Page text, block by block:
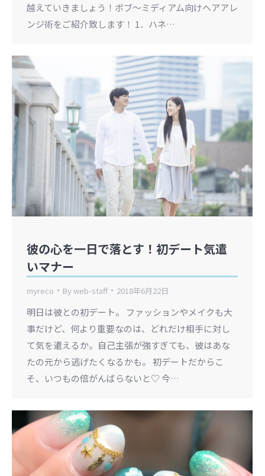
越えていきましょう！ボブ～ミディアム向けヘアアレ
ンジ術をご紹介致します！ 1．ハネ…
彼の心を一日で落とす！初デート気遣
いマナー
myreco Byweb-staff 2018年6月22日
明日は彼との初デート。 ファッションやメイクも大
事だけど、何より重要なのは、どれだけ相手に対し
て気を遣えるか。自己主張が強すぎても、彼はあな
たの元から逃げたくなるかも。 初デートだからこ
そ、いつもの倍がんばらないと♡ 今…